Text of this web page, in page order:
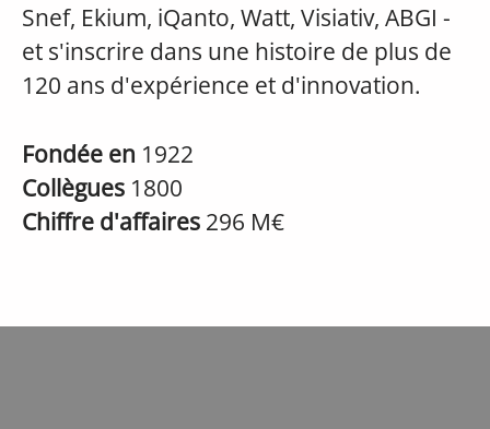
Snef, Ekium, iQanto, Watt, Visiativ, ABGI -
et s'inscrire dans une histoire de plus de
120 ans d'expérience et d'innovation.
Fondée en 1922
Collègues 1800
Chiffre d'affaires 296 M€